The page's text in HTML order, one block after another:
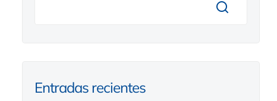
Entradas recientes